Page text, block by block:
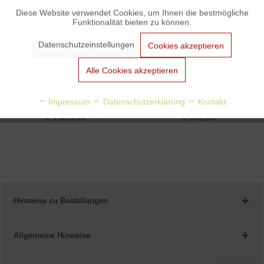
von Fridtjof Schliephacke
€ 1.095,00
von Fridtjof Schliephacke
€ 845,00
Hinweise zu Bestellungen
Allgemeine Hinweise
Aktiv
Aktiv
Personalisierung Aktiv
Diese Website verwendet Cookies, um Ihnen die bestmögliche
Funktionalität bieten zu können.
Datenschutzeinstellungen Cookies akzeptieren
Alle Cookies akzeptieren
Impressum Datenschutzerklärung Kontakt